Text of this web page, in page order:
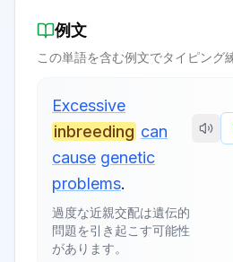
例文
この単語を含む例文でタイピング
Excessive
inbreeding can
cause genetic
problems.
過度な近親交配は遺伝的
問題を引き起こす可能性
があります。